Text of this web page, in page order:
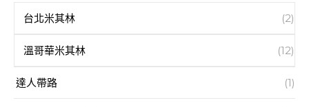
台北米其林 (2)
溫哥華米其林 (12)
達人帶路 (1)